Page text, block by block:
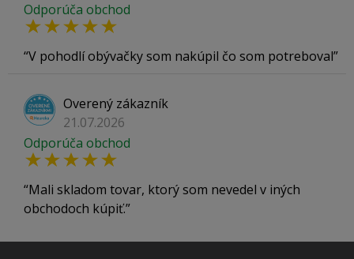
Odporúča obchod
V pohodlí obývačky som nakúpil čo som potreboval
Overený zákazník
21.07.2026
Odporúča obchod
Mali skladom tovar, ktorý som nevedel v iných
obchodoch kúpiť.